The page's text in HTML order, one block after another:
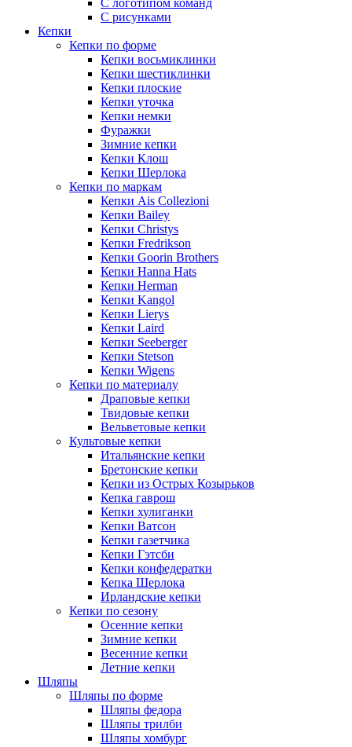
С логотипом команд
С рисунками
Кепки
Кепки по форме
Кепки восьмиклинки
Кепки шестиклинки
Кепки плоские
Кепки уточка
Кепки немки
Фуражки
Зимние кепки
Кепки Клош
Кепки Шерлока
Кепки по маркам
Кепки Ais Collezioni
Кепки Bailey
Кепки Christys
Кепки Fredrikson
Кепки Goorin Brothers
Кепки Hanna Hats
Кепки Herman
Кепки Kangol
Кепки Lierys
Кепки Laird
Кепки Seeberger
Кепки Stetson
Кепки Wigens
Кепки по материалу
Драповые кепки
Твидовые кепки
Вельветовые кепки
Культовые кепки
Итальянские кепки
Бретонские кепки
Кепки из Острых Козырьков
Кепка гаврош
Кепки хулиганки
Кепки Ватсон
Кепки газетчика
Кепки Гэтсби
Кепки конфедератки
Кепка Шерлока
Ирландские кепки
Кепки по сезону
Осенние кепки
Зимние кепки
Весенние кепки
Летние кепки
Шляпы
Шляпы по форме
Шляпы федора
Шляпы трилби
Шляпы хомбург